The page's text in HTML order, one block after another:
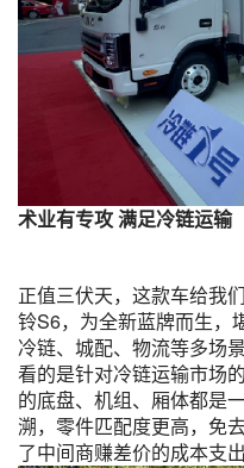
术业有专攻 满足冷链运输
正值三伏天，这款车给
铃S6，为全新蓝牌而生，
冷链、城配、物流等多场
看的是针对冷链运输市场
的底盘、机组、厢体都是
溯，零件匹配度更高，免
了中间商赚差价的成本支出